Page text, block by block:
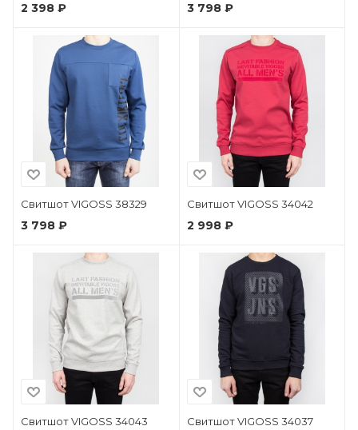
2 398 ₽ 3 798 ₽
Свитшот VIGOSS 38329
3 798 ₽
Свитшот VIGOSS 34042
2 998 ₽
Свитшот VIGOSS 34043 Свитшот VIGOSS 34037